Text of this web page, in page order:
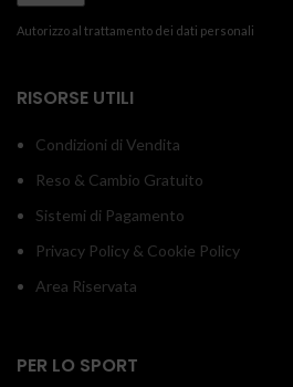
Autorizzo al trattamento dei dati personali
RISORSE UTILI
Condizioni di Vendita
Reso & Cambio Gratuito
Sistemi di Pagamento
Privacy Policy & Cookie Policy
Area Riservata
PER LO SPORT